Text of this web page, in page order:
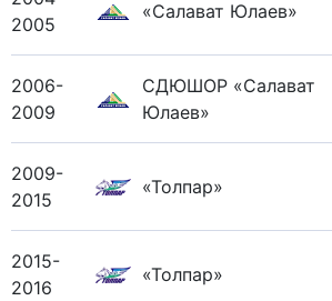
2005
«Салават Юлаев»
2006-
2009
СДЮШОР «Салават
Юлаев»
2009-
2015
«Толпар»
2015-
2016
«Толпар»